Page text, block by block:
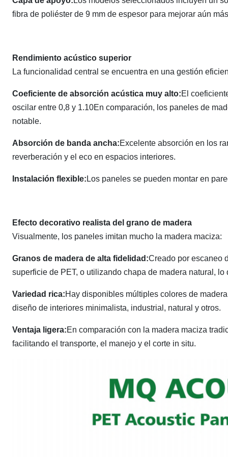
fibra de poliéster de 9 mm de espesor para mejorar aún
Rendimiento acústico superior
La funcionalidad central se encuentra en una gestión
Coeficiente de absorción acústica muy alto:El
oscilar entre 0,8 y 1.10En comparación, los paneles de
notable.
Absorción de banda ancha:Excelente absorción en los
reverberación y el eco en espacios interiores.
Instalación flexible: Los paneles se pueden montar en
Efecto decorativo realista del grano de madera
Visualmente, los paneles imitan mucho la madera maciza:
Granos de madera de alta fidelidad:Creado por escaneo
superficie de PET, o utilizando chapa de madera natural,
Variedad rica:Hay disponibles múltiples colores de
diseño de interiores minimalista, industrial, natural y otros.
Ventaja ligera:En comparación con la madera maciza
facilitando el transporte, el manejo y el corte in situ.